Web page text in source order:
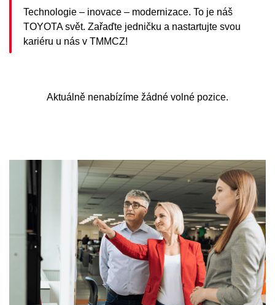
Technologie – inovace – modernizace. To je náš
TOYOTA svět. Zařaďte jedničku a nastartujte svou
kariéru u nás v TMMCZ!
Aktuálně nenabízíme žádné volné pozice.